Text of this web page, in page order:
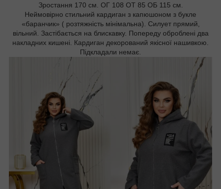
Зростання 170 см. ОГ 108 ОТ 85 ОБ 115 см.
Неймовірно стильний кардиган з капюшоном з букле
«баранчик» ( розтяжність мінімальна). Силует прямий,
вільний. Застібається на блискавку. Попереду оброблені два
накладних кишені. Кардиган декорований якісної нашивкою.
Підкладали немає.